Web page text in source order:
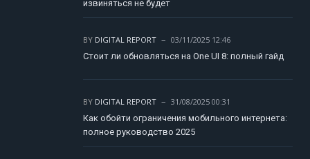
извиняться не будет
BY DIGITAL REPORT
03/11/2025 12:46
Стоит ли обновляться на One UI 8: полный гайд
BY DIGITAL REPORT
31/08/2025 00:31
Как обойти ограничения мобильного интернета:
полное руководство 2025